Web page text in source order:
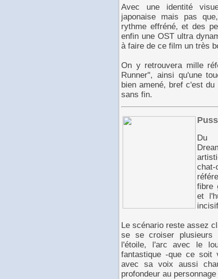
Avec une identité
japonaise mais pas
rythme effréné, et des
enfin une OST ultra
à faire de ce film un très
On y retrouvera mille
Runner", ainsi qu'une
bien amené, bref c'est
sans fin.
Du
fibre
et
Le scénario reste assez
se se croiser
l'étoile, l'arc avec le
fantastique -que ce soit
avec sa voix aussi
profondeur au